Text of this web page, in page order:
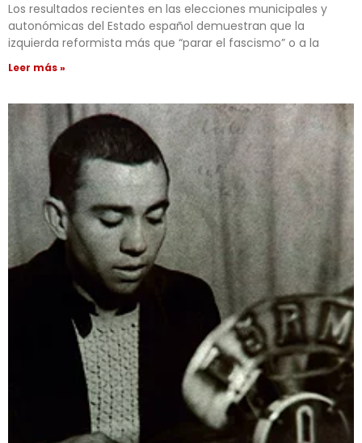
Los resultados recientes en las elecciones municipales y
autonómicas del Estado español demuestran que la
izquierda reformista más que “parar el fascismo” o a la
Leer más »